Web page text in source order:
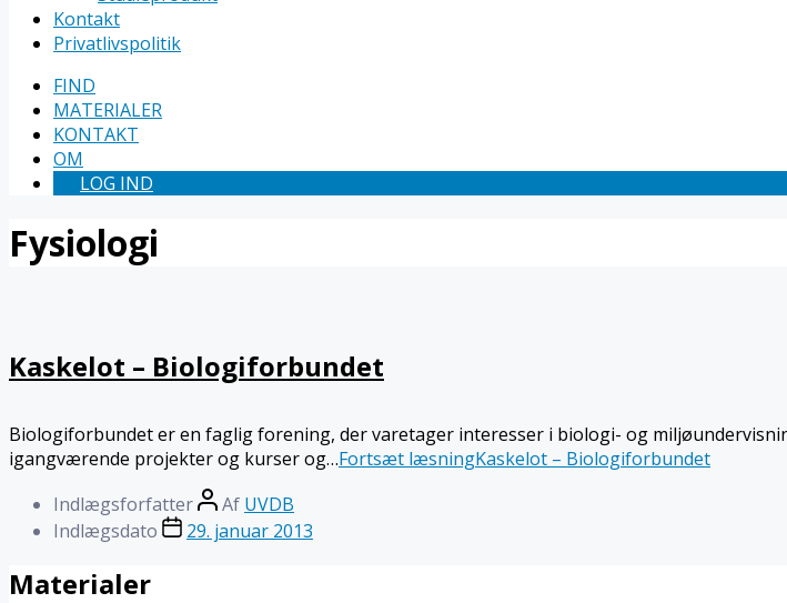
Kontakt
Privatlivspolitik
FIND
MATERIALER
KONTAKT
OM
LOG IND
Fysiologi
Kaskelot – Biologiforbundet
Biologiforbundet er en faglig forening, der varetager interesser i biologi- og
igangværende projekter og kurser og…Fortsæt læsningKaskelot – Biologiforbundet
Indlægsforfatter
Af UVDB
Indlægsdato
29. januar 2013
Materialer